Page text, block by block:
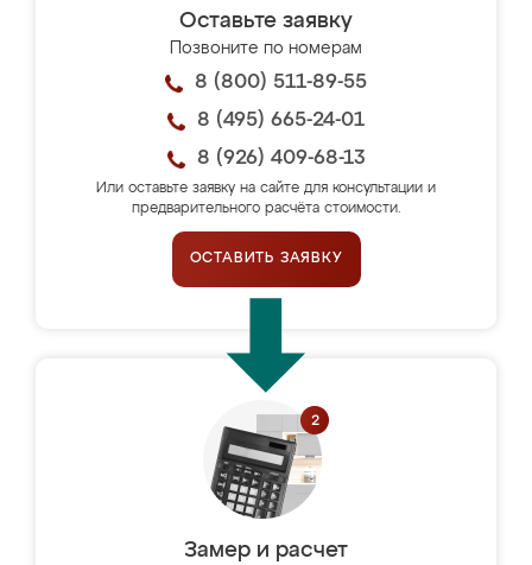
Оставьте заявку
Позвоните по номерам
8 (800) 511-89-55
8 (495) 665-24-01
8 (926) 409-68-13
Или оставьте заявку на сайте для консультации и
предварительного расчёта стоимости.
ОСТАВИТЬ ЗАЯВКУ
Замер и расчет